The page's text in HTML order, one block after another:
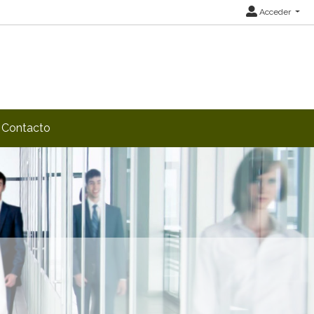
Acceder
Contacto